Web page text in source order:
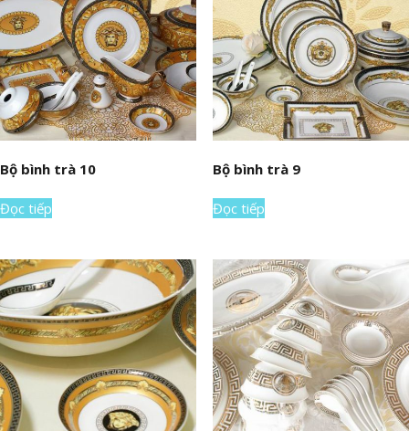
Bộ bình trà 10
Đọc tiếp
Bộ bình trà 9
Đọc tiếp